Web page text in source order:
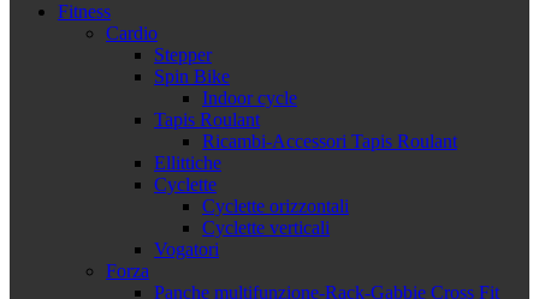
Fitness
Cardio
Stepper
Spin Bike
Indoor cycle
Tapis Roulant
Ricambi-Accessori Tapis Roulant
Ellittiche
Cyclette
Cyclette orizzontali
Cyclette verticali
Vogatori
Forza
Panche multifunzione-Rack-Gabbie Cross Fit